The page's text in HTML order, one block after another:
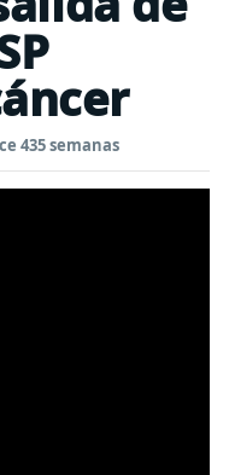
435 semanas